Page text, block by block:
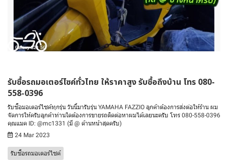
รับซื้อรถมอเตอร์ไซค์ทั่วไทย ให้ราคาสูง รับซื้อถึงบ้าน โทร 080-
558-0396
รับซื้อมอเตอร์ไซค์ทุกรุ่น วันนี้มารับรุ่น YAMAHA FAZZIO ลูกค้าต้องการส่งต่อให้ร้าน ผม
จัดการให้ครับลูกค้าท่านใดต้องการขายรถติดต่อหาผมได้เลยนะครับ โทร 080-558-0396
คุณแมค ID: @mc1331 (มี @ ด้านหน้าสุดครับ)
24 Mar 2023
รับซื้อรถมอเตอร์ไซค์